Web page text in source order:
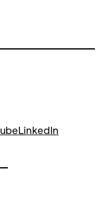
LinkedIn